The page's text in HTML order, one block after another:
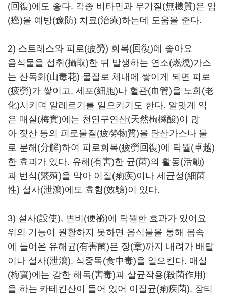
(回復)에도 좋다. 각종 비타민과 무기질(無機質)은 암
(癌)을 예방(豫防) 치료(治療)하는데 도움을 준다.
2) 스트레스와 피로(疲勞) 회복(回復)에 좋아요
음식물을 섭취(攝取)한 뒤 발생하는 연소(燃燒)가스
는 산독화(山毒花) 물질로 체내에 쌓이게 되면 피로
(疲勞)가 쌓이고, 세포(細胞)나 혈관(血管)을 노화(老
化)시키며 알레르기를 일으키기도 한다. 알맞게 익
은 매실(梅實)에는 천연구연산(天然枸櫞酸)이 많
아 젖산 등의 피로물질(疲勞物質)을 탄산가스나 물
로 분해(分解)하여 피로회복(疲勞回復)에 탁월(卓越)
한 효과가 있다. 유해(有害)한 균(菌)의 활동(活動)
과 번식(繁殖)을 막아 이질(痢疾)이나 세균성(細菌
性) 설사(泄瀉)에도 효험(效驗)이 있다.
3) 설사(設使), 변비(便祕)에 탁월한 효과가 있어요
위의 기능이 원활하지 못하면 음식물을 통해 몸속
에 들어온 유해균(有害菌)은 장(章)까지 내려가 배탈
이나 설사(泄瀉), 식중독(食中毒)을 일으킨다. 매실
(梅實)에는 강한 해독(害毒)과 살균작용(殺菌作用)
을 하는 카테킨산이 들어 있어 이질균(痢疾菌), 장티